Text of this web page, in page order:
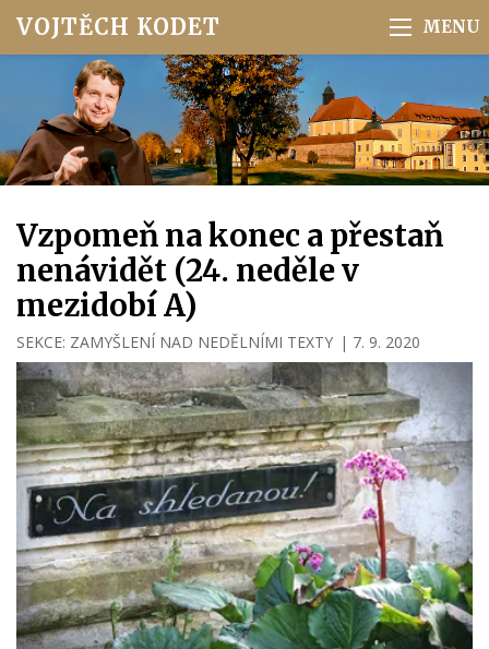
VOJTĚCH KODET
Vzpomeň na konec a přestaň
nenávidět (24. neděle v
mezidobí A)
SEKCE: ZAMYŠLENÍ NAD NEDĚLNÍMI TEXTY | 7. 9. 2020